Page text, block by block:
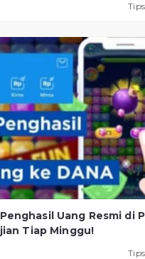
Uang Resmi di
Tiap Minggu!